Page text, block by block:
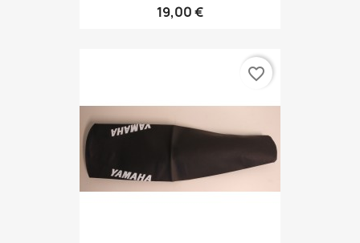
19,00 €
favorite_border